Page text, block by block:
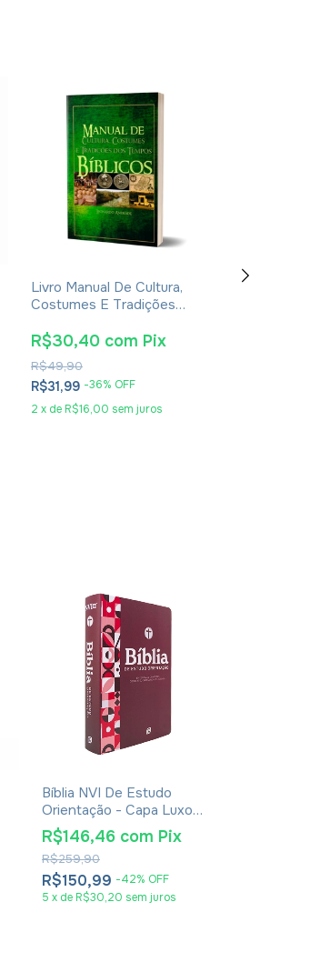
Livro Manual De Cultura,
Costumes E Tradições
Leonardo Andrade
R$31,99 -36% OFF
2 x de R$16,00 sem juros
R$49,90
R$30,40 com Pix
Livro Cartas
Bíblia NVI De Estudo
Orientação - Capa Luxo
Red Minimal
R$150,99 -42% OFF
R$259,90
R$146,46 com Pix
5 x de R$30,20 sem juros